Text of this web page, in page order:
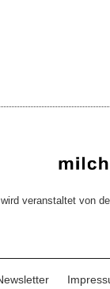
veranstaltet von